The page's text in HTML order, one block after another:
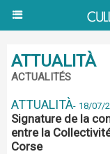
ATTUALITÀ
ACTUALITÉS
ATTUALITÀ- 18/07/
Signature de la
entre la
Corse